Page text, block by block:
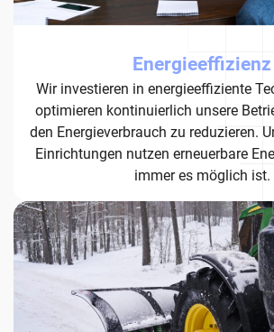
Energieeffizienz
Wir investieren in energieeffiziente
optimieren kontinuierlich unsere
den Energieverbrauch zu reduzieren.
Einrichtungen nutzen erneuerbare
immer es möglich ist.